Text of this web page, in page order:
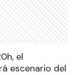
el
escenario del